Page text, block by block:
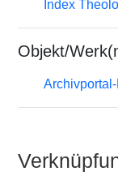
Index
Objekt/